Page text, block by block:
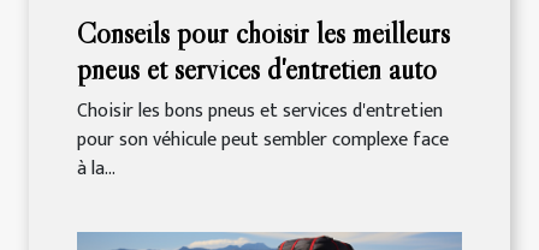
Conseils pour choisir les meilleurs
pneus et services d'entretien auto
Choisir les bons pneus et services d'entretien
pour son véhicule peut sembler complexe face
à la...